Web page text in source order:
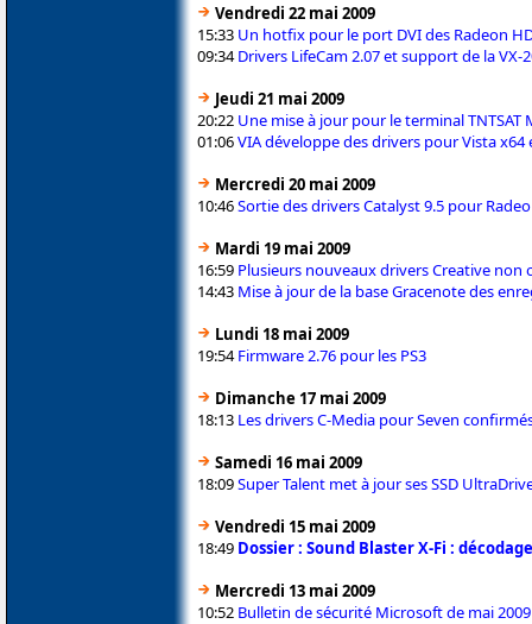
Vendredi 22 mai 2009
15:33 Un hotfix pour le port DVI des Radeon
09:34Drivers LifeCam 2.07 et support de la VX-
Jeudi 21 mai 2009
20:22 Une mise à jour pour le terminal TNTSAT
01:06VIA développe des drivers pour Vista x64
Mercredi 20 mai 2009
10:46Sortie des drivers Catalyst 9.5 pour
Mardi 19 mai 2009
16:59 Plusieurs nouveaux drivers Creative non
14:43 Mise à jour de la base Gracenote des
Lundi 18 mai 2009
19:54Firmware 2.76 pour les PS3
Dimanche 17 mai 2009
18:13 Les drivers C-Media pour Seven
Samedi 16 mai 2009
18:09Super Talent met à jour ses SSD
Vendredi 15 mai 2009
18:49 Dossier : Sound Blaster X-Fi :
Mercredi 13 mai 2009
10:52 Bulletin de sécurité Microsoft de mai 2009